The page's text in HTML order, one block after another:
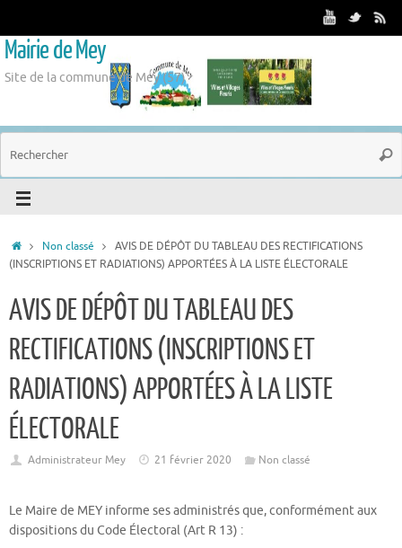
Mairie de Mey
Site de la commune de Mey (57)
Non classé
AVIS DE DÉPÔT DU TABLEAU DES RECTIFICATIONS
(INSCRIPTIONS ET RADIATIONS) APPORTÉES À LA LISTE ÉLECTORALE
AVIS DE DÉPÔT DU TABLEAU DES
RECTIFICATIONS (INSCRIPTIONS ET
RADIATIONS) APPORTÉES À LA LISTE
ÉLECTORALE
Administrateur Mey 21 février 2020 Non classé
Le Maire de MEY informe ses administrés que, conformément aux
dispositions du Code Électoral (Art R 13) :